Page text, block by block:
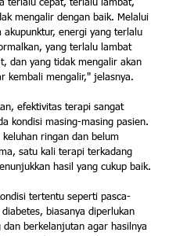
terlalu cepat, terlalu lambat,
mengalir dengan baik. Melalui
akupunktur, energi yang terlalu
yang terlalu lambat
dan yang tidak mengalir akan
kembali mengalir," jelasnya.
efektivitas terapi sangat
kondisi masing-masing pasien.
keluhan ringan dan belum
satu kali terapi terkadang
hasil yang cukup baik.
tertentu seperti pasca-
biasanya diperlukan
berkelanjutan agar hasilnya